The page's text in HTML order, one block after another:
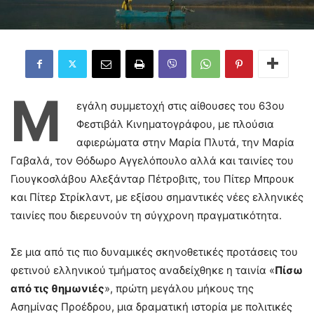
Μ
εγάλη συμμετοχή στις αίθουσες του 63ου
Φεστιβάλ Κινηματογράφου, με πλούσια
αφιερώματα στην Μαρία Πλυτά, την Μαρία
Γαβαλά, τον Θόδωρο Αγγελόπουλο αλλά και ταινίες του
Γιουγκοσλάβου Αλεξάνταρ Πέτροβιτς, του Πίτερ Μπρουκ
και Πίτερ Στρίκλαντ, με εξίσου σημαντικές νέες ελληνικές
ταινίες που διερευνούν τη σύγχρονη πραγματικότητα.
Σε μια από τις πιο δυναμικές σκηνοθετικές προτάσεις του
φετινού ελληνικού τμήματος αναδείχθηκε η ταινία «Πίσω
από τις θημωνιές», πρώτη μεγάλου μήκους της
Ασημίνας Προέδρου, μια δραματική ιστορία με πολιτικές